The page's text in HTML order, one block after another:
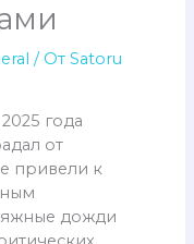
/ От Satoru
года
от
привели к
дожди